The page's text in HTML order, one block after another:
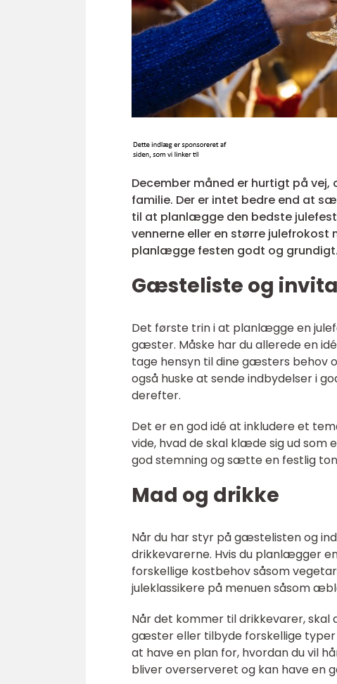
December måned er hurtigt på
familie. Der er intet bedre end at
til at planlægge den bedste
vennerne eller en større
planlægge festen godt og grundigt.
Gæsteliste og
Det første trin i at planlægge en
gæster. Måske har du allerede en
tage hensyn til dine gæsters behov
også huske at sende indbydelser i
derefter.
Det er en god idé at inkludere et
vide, hvad de skal klæde sig ud som
god stemning og sætte en festlig
Mad og drikke
Når du har styr på gæstelisten og
drikkevarerne. Hvis du planlægger
forskellige kostbehov såsom
juleklassikere på menuen såsom
Når det kommer til drikkevarer, skal
gæster eller tilbyde forskellige typer
at have en plan for, hvordan du vil
bliver overserveret og kan have en